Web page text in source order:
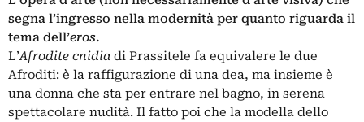
segna l’ingresso nella modernità per quanto riguarda il
tema dell’eros.
L’Afrodite cnidia di Prassitele fa equivalere le due
Afroditi: è la raffigurazione di una dea, ma insieme è
una donna che sta per entrare nel bagno, in serena
spettacolare nudità. Il fatto poi che la modella dello